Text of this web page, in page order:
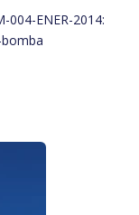
004-ENER-2014: